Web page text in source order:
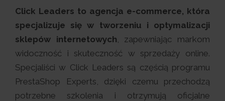
Click Leaders to agencja e-commerce, która
specjalizuje się w tworzeniu i optymalizacji
sklepów internetowych, zapewniając markom
widoczność i skuteczność w sprzedaży online.
Specjaliści w Click Leaders są częścią programu
PrestaShop Experts, dzięki czemu przechodzą
potrzebne szkolenia i otrzymują oficjalne